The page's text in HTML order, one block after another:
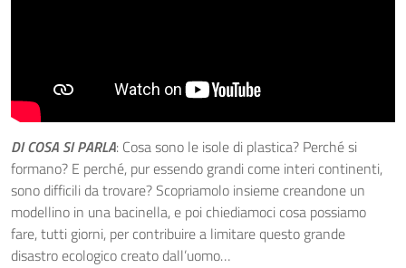
DI COSA SI PARLA: Cosa sono le isole di plastica? Perché si
formano? E perché, pur essendo grandi come interi continenti,
sono difficili da trovare? Scopriamolo insieme creandone un
modellino in una bacinella, e poi chiediamoci cosa possiamo
fare, tutti giorni, per contribuire a limitare questo grande
disastro ecologico creato dall’uomo…